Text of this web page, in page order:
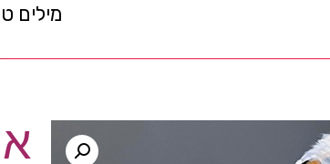
מילים